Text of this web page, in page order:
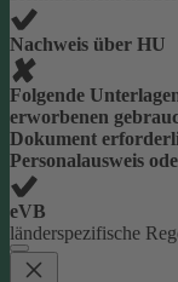
Nachweis über HU
Folgende
erworbenen
Dokument
Personalausweis
eVB
länderspezifische